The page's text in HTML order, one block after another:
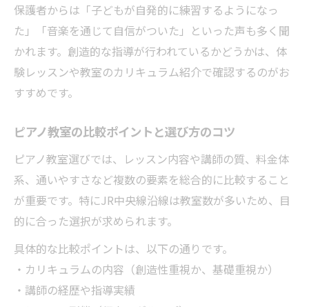
保護者からは「子どもが自発的に練習するようになっ
た」「音楽を通じて自信がついた」といった声も多く聞
かれます。創造的な指導が行われているかどうかは、体
験レッスンや教室のカリキュラム紹介で確認するのがお
すすめです。
ピアノ教室の比較ポイントと選び方のコツ
ピアノ教室選びでは、レッスン内容や講師の質、料金体
系、通いやすさなど複数の要素を総合的に比較すること
が重要です。特にJR中央線沿線は教室数が多いため、目
的に合った選択が求められます。
具体的な比較ポイントは、以下の通りです。
・カリキュラムの内容（創造性重視か、基礎重視か）
・講師の経歴や指導実績